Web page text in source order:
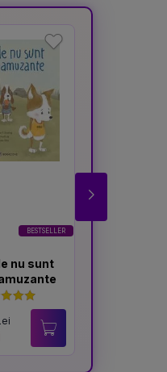
BESTSELLER
nu sunt